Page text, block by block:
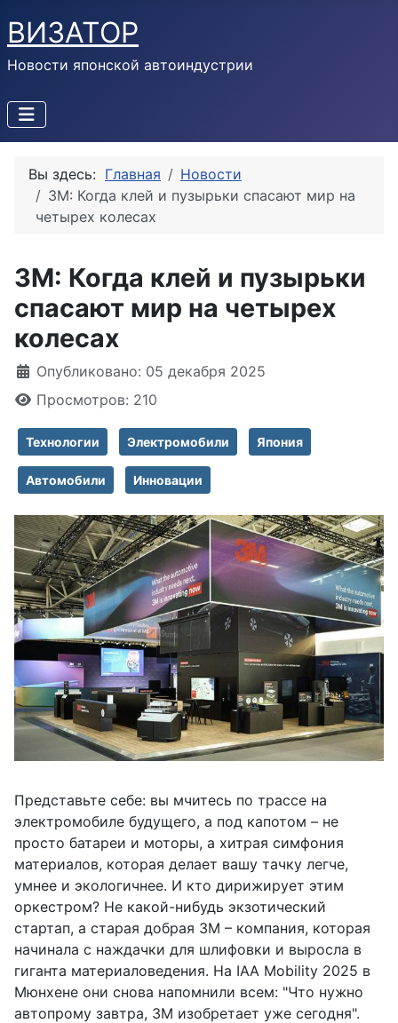
ВИЗАТОР
Новости японской автоиндустрии
Вы здесь: Главная
Новости
3M: Когда клей и пузырьки спасают мир на
четырех колесах
3M: Когда клей и пузырьки
спасают мир на четырех
колесах
Информация о материале
Опубликовано: 05 декабря 2025
Просмотров: 210
Технологии Электромобили Япония
Автомобили Инновации
Представьте себе: вы мчитесь по трассе на
электромобиле будущего, а под капотом – не
просто батареи и моторы, а хитрая симфония
материалов, которая делает вашу тачку легче,
умнее и экологичнее. И кто дирижирует этим
оркестром? Не какой-нибудь экзотический
стартап, а старая добрая 3M – компания, которая
начинала с наждачки для шлифовки и выросла в
гиганта материаловедения. На IAA Mobility 2025 в
Мюнхене они снова напомнили всем: "Что нужно
автопрому завтра, 3M изобретает уже сегодня".